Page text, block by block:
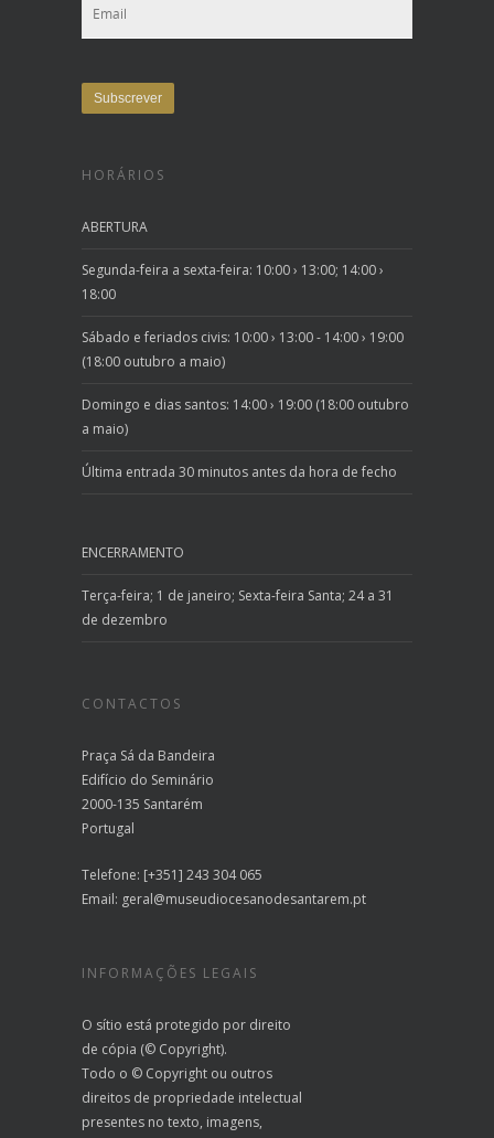
HORÁRIOS
ABERTURA
Segunda-feira a sexta-feira: 10:00 › 13:00; 14:00 ›
18:00
Sábado e feriados civis: 10:00 › 13:00 - 14:00 › 19:00
(18:00 outubro a maio)
Domingo e dias santos: 14:00 › 19:00 (18:00 outubro
a maio)
Última entrada 30 minutos antes da hora de fecho
ENCERRAMENTO
Terça-feira; 1 de janeiro; Sexta-feira Santa; 24 a 31
de dezembro
CONTACTOS
Praça Sá da Bandeira
Edifício do Seminário
2000-135 Santarém
Portugal
Telefone: [+351] 243 304 065
Email: geral@museudiocesanodesantarem.pt
INFORMAÇÕES LEGAIS
O sítio está protegido por direito
de cópia (© Copyright).
Todo o © Copyright ou outros
direitos de propriedade intelectual
presentes no texto, imagens,